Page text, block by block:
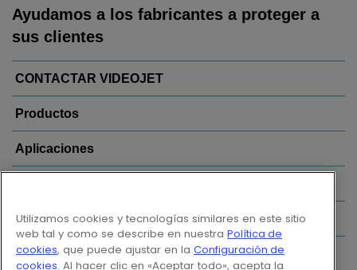
Ayudamos a los fabricantes a proteger a
sus clientes
CONTACTAR VIDEOJET
Productos
Aplicaciones
Enlaces
Follow us on:
Utilizamos cookies y tecnologías similares en este sitio
web tal y como se describe en nuestra Política de
cookies, que puede ajustar en la Configuración de
cookies. Al hacer clic en «Aceptar todo», acepta la